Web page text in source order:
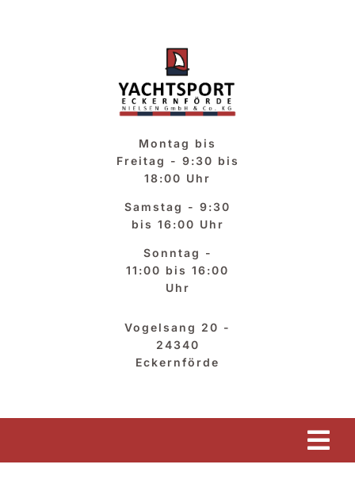
Montag bis
Freitag - 9:30 bis
18:00 Uhr
Samstag - 9:30
bis 16:00 Uhr
Sonntag -
11:00 bis 16:00
Uhr
Vogelsang 20 -
24340
Eckernförde